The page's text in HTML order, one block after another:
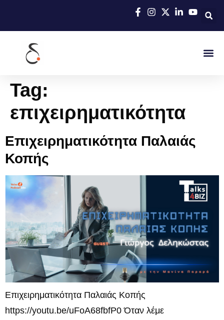
Tag:
επιχειρηματικότητα
Επιχειρηματικότητα Παλαιάς
Κοπής
Επιχειρηματικότητα Παλαιάς Κοπής
https://youtu.be/uFoA68fbfP0 Όταν λέμε